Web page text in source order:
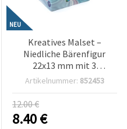
NEU
Kreatives Malset –
Niedliche Bärenfigur
22x13 mm mit 3
Acrylfarben – Charmantes
Kinder, Hobby &
Kreativbedarf
Artikelnummer: 852453
12.00 €
8.40€